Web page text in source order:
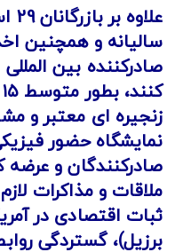
سالیانه و همچنین
صادرکننده بین
زنجیره ای معتبر و
نمایشگاه حضور
صادرکنندگان و
ملاقات و مذاکرات
ثبات اقتصادی در
برزیل)، گستردگی